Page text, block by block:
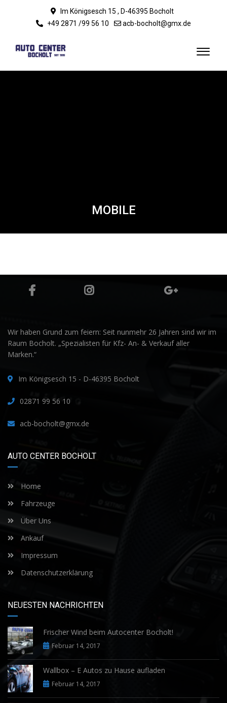
Im Königsesch 15 , D-46395 Bocholt
+49 2871 /99 56 10
acb-bocholt@gmx.de
MOBILE
Wir haben Grund zum feiern: Seit nunmehr 26 Jahren sind wir im
Raum Bocholt. „Spezialisten für Kfz- An- & Verkauf aller
Marken.“
Im Königsesch 15 - D-46395 Bocholt
02871 99 56 10
acb-bocholt@gmx.de
AUTO CENTER BOCHOLT
Home
Fahrzeuge
Über Uns
Ankauf
Impressum
Datenschutzerklärung
NEUESTEN NACHRICHTEN
Frischer Wind beim Autocenter Bocholt!
Februar 14, 2017
Wallbox – E Autos zu Hause aufladen
Februar 14, 2017